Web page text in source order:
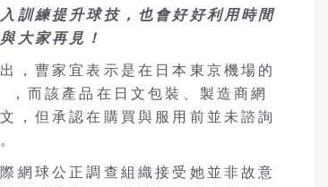
訓練提升球技，也會好好利用時間
大家再見！
，曹家宜表示是在日本東京機場的
而該產品在日文包裝、製造商網
，但承認在購買與服用前並未諮詢
網球公正調查組織接受她並非故意